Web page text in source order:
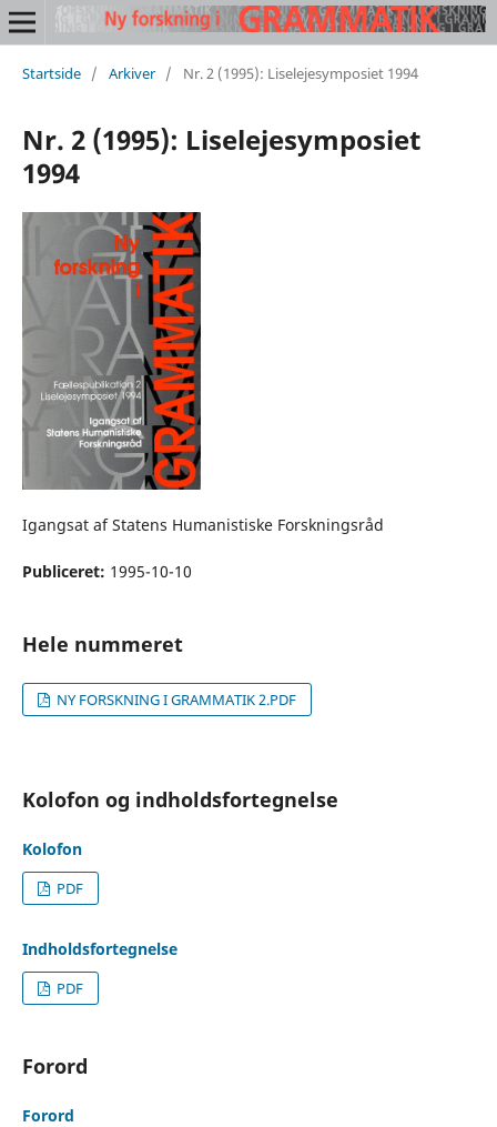
Startside / Arkiver / Nr. 2 (1995): Liselejesymposiet 1994
Nr. 2 (1995): Liselejesymposiet
1994
Igangsat af Statens Humanistiske Forskningsråd
Publiceret: 1995-10-10
Hele nummeret
NY FORSKNING I GRAMMATIK 2.PDF
Kolofon og indholdsfortegnelse
Kolofon
PDF
Indholdsfortegnelse
PDF
Forord
Forord